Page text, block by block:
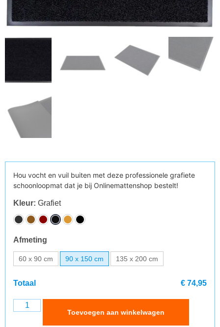
Hou vocht en vuil buiten met deze professionele grafiete
schoonloopmat dat je bij Onlinemattenshop bestelt!
Kleur: Grafiet
Afmeting
60 x 90 cm 90 x 150 cm 135 x 200 cm
Totaal € 74,95
Toevoegen aan winkelwagen